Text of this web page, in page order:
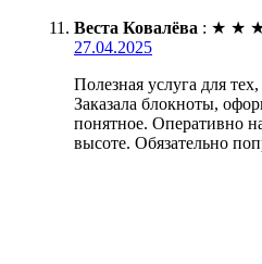
Веста Ковалёва : ★ ★
27.04.2025
Полезная услуга для
Заказала блокноты,
понятное. Оперативно
высоте. Обязательно